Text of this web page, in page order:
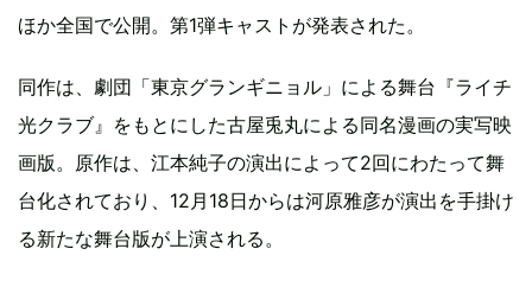
ほか全国で公開。第1弾キャストが発表された。
同作は、劇団「東京グランギニョル」による舞台『ライチ
光クラブ』をもとにした古屋兎丸による同名漫画の実写映
画版。原作は、江本純子の演出によって2回にわたって舞
台化されており、12月18日からは河原雅彦が演出を手掛け
る新たな舞台版が上演される。